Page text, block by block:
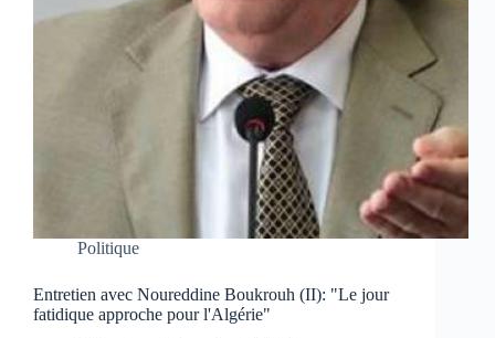
Politique
Entretien avec Noureddine Boukrouh (II): "Le jour
fatidique approche pour l'Algérie"